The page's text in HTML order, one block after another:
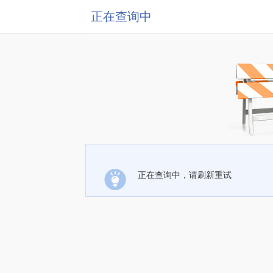
正在查询中
正在查询中，请刷新重试